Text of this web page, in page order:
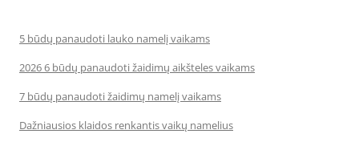
5 būdų panaudoti lauko namelį vaikams
2026 6 būdų panaudoti žaidimų aikšteles vaikams
7 būdų panaudoti žaidimų namelį vaikams
Dažniausios klaidos renkantis vaikų namelius